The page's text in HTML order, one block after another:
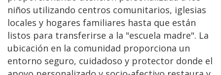
niños utilizando centros comunitarios, iglesias
locales y hogares familiares hasta que están
listos para transferirse a la "escuela madre". La
ubicación en la comunidad proporciona un
entorno seguro, cuidadoso y protector donde el